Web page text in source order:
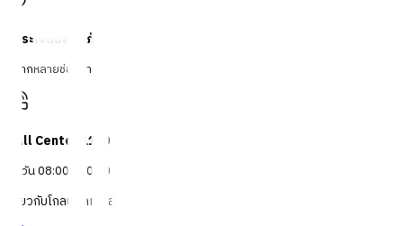
ชำระเงินปลอดภัย
หลากหลายช่องทาง
Call Center 1160
ทุกวัน 08:00 - 20:00 น.
เกี่ยวกับโกลบอลเฮ้าส์